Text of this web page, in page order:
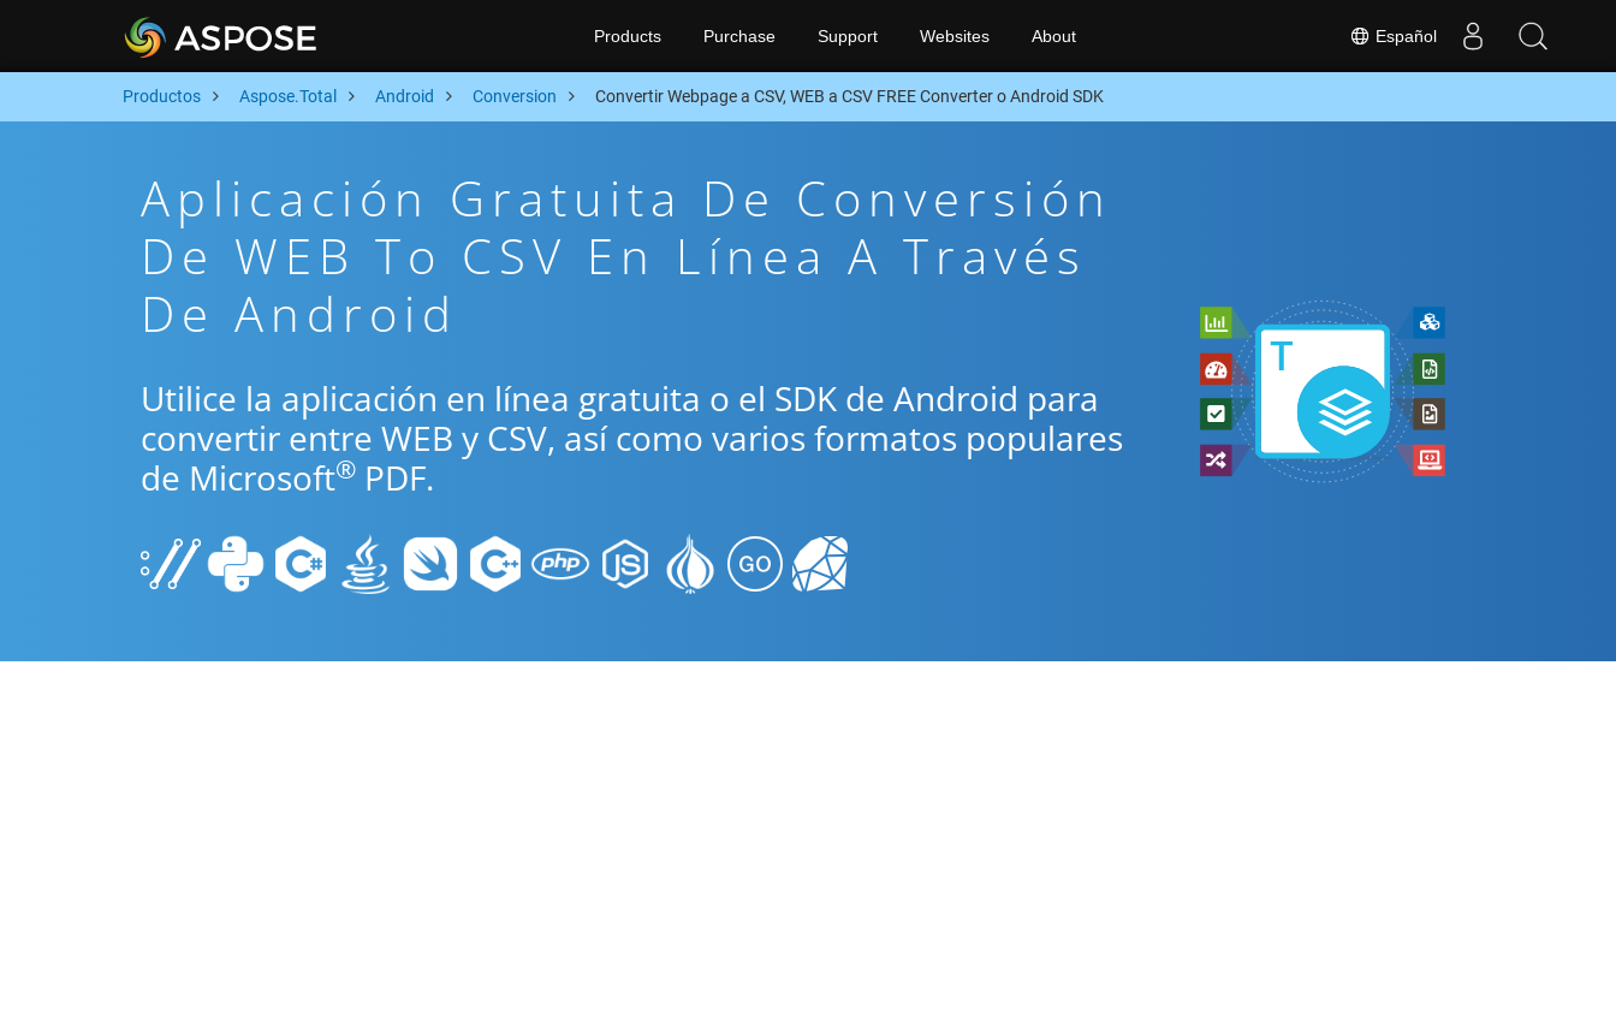
Español
Products Purchase Support Websites About
Productos Aspose.Total Android Conversion Convertir Webpage a CSV, WEB a CSV FREE Converter o Android SDK
Aplicación Gratuita De Conversión
De WEB To CSV En Línea A Través
De Android
Utilice la aplicación en línea gratuita o el SDK de Android para
convertir entre WEB y CSV, así como varios formatos populares
de Microsoft® PDF.